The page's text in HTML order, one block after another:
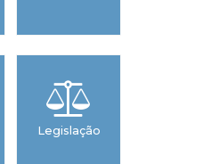
Legislação